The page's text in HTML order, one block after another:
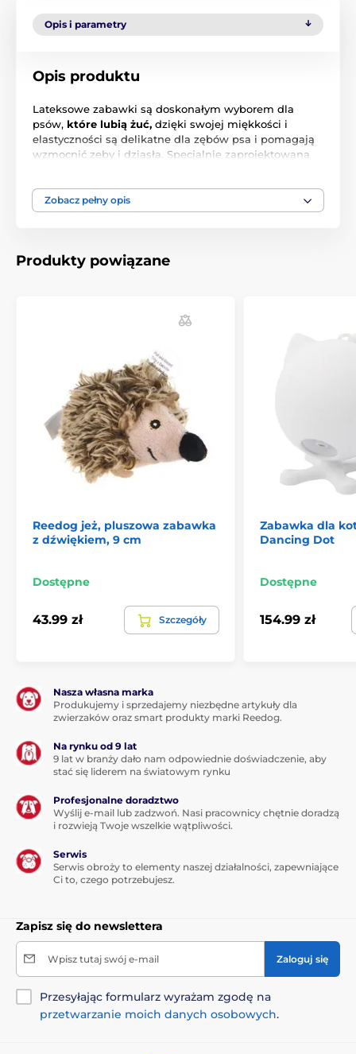
Opis i parametry
Opis produktu
Lateksowe zabawki są doskonałym wyborem dla
psów, które lubią żuć, dzięki swojej miękkości i
elastyczności są delikatne dla zębów psa i pomagają
wzmocnić zęby i dziąsła. Specjalnie zaprojektowana
relaks. Kaczka ma ukrytą piszczałkę, który pies może
aktywować podczas zabawy.
Trwała i wytrzymała zabawka
Zabawny piracki wygląd
Łatwa do czyszczenia i higieniczna
Piszczałka wewnątrz zabawki
Minusy
Zawartość opakowania
23 cm
Produkt znajduje się w kategoriach
Do gryzienia
Pluszowe Według marki
Zabawki dla psów Reedog
Według kształtu Zwierzątka
% Artykuły zoologiczne
Zobacz pełny opis
Produkty powiązane
Reedog jeż, pluszowa zabawka
z dźwiękiem, 9 cm
Dostępne
43.99 zł Szczegóły
Zabawka dla
Dancing Dot
Dostępne
154.99 zł
Nasza własna marka
Produkujemy i sprzedajemy niezbędne artykuły dla
zwierzaków oraz smart produkty marki Reedog.
Na rynku od 9 lat
9 lat w branży dało nam odpowiednie doświadczenie, aby
stać się liderem na światowym rynku
Profesjonalne doradztwo
Wyślij e-mail lub zadzwoń. Nasi pracownicy chętnie doradzą
i rozwieją Twoje wszelkie wątpliwości.
Serwis
Serwis obroży to elementy naszej działalności, zapewniające
Ci to, czego potrzebujesz.
Zapisz się do newslettera
Wpisz tutaj swój e-mail Zaloguj się
Przesyłając formularz wyrażam zgodę na
przetwarzanie moich danych osobowych.